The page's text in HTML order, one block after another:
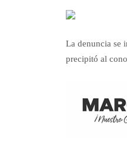
La denuncia se
precipitó al